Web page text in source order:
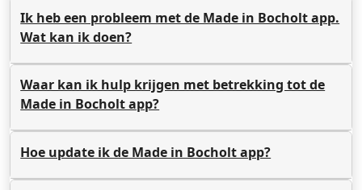
Ik heb een probleem met de Made in Bocholt app.
Wat kan ik doen?
Waar kan ik hulp krijgen met betrekking tot de
Made in Bocholt app?
Hoe update ik de Made in Bocholt app?